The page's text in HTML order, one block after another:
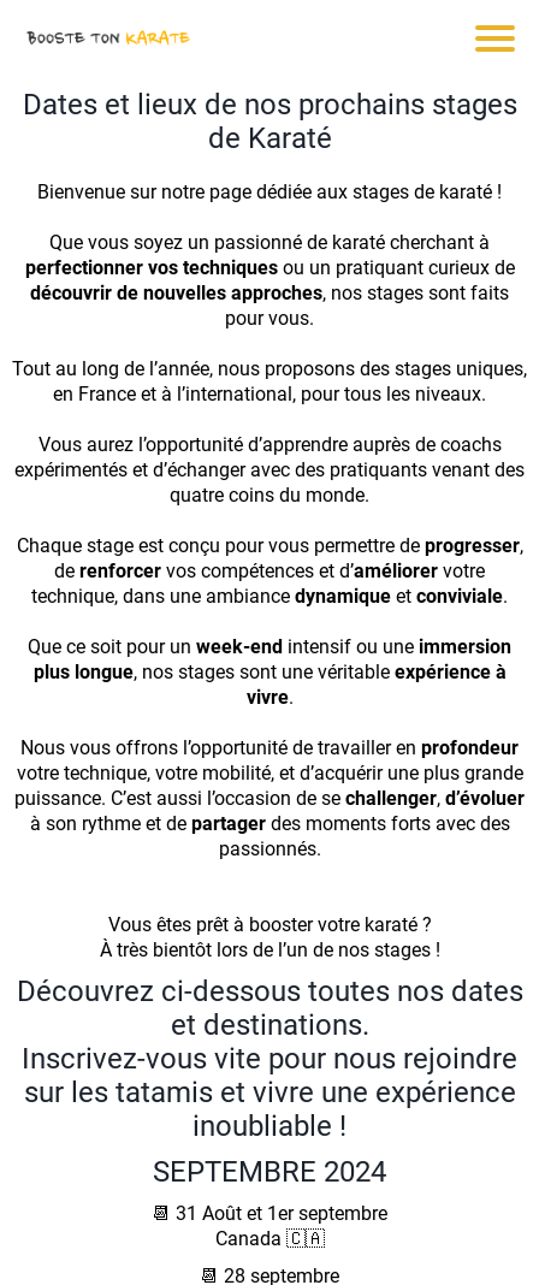
Dates et lieux de nos prochains stages
de Karaté
Bienvenue sur notre page dédiée aux stages de karaté !
Que vous soyez un passionné de karaté cherchant à
perfectionner vos techniquesou un pratiquant curieux de
découvrir de nouvelles approches, nos stages sont faits
pour vous.
Tout au long de l’année, nous proposons des stages uniques,
en France et à l’international, pour tous les niveaux.
Vous aurez l’opportunité d’apprendre auprès de coachs
expérimentés et d’échanger avec des pratiquants venant des
quatre coins du monde.
Chaque stage est conçu pour vous permettre de progresser,
de renforcer vos compétences et d’améliorer votre
technique, dans une ambiance dynamique et conviviale.
Que ce soit pour un week-end intensif ou une immersion
plus longue, nos stages sont une véritable expérience à
vivre.
Nous vous offrons l’opportunité de travailler en profondeur
votre technique, votre mobilité, et d’acquérir une plus grande
puissance. C’est aussi l’occasion de se challenger, d’évoluer
à son rythme et de partagerdes moments forts avec des
passionnés.
Vous êtes prêt à booster votre karaté ?
À très bientôt lors de l’un de nos stages !
Découvrez ci-dessous toutes nos dates
et destinations.
Inscrivez-vous vite pour nous rejoindre
sur les tatamis et vivre une expérience
inoubliable !
SEPTEMBRE 2024
📆 31 Août et 1er septembre
Canada 🇨🇦
📆 28 septembre